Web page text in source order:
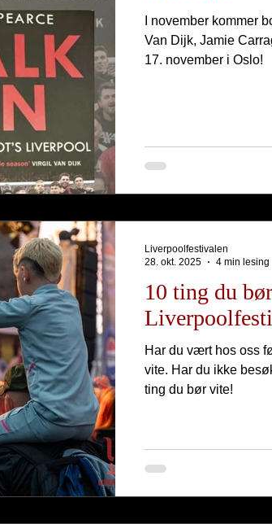
I november kommer
Van Dijk, Jamie
17. november i Oslo!
10 ting du
Har du vært hos oss
vite. Har du ikke
ting du bør vite!
Liverpoolfestivalen
28. okt. 2025
4 min lesing